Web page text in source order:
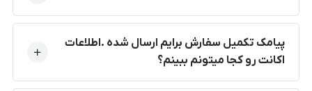
پیامک تکمیل سفارش برایم ارسال شده .اطلاعات
اکانت رو کجا میتونم ببینم؟